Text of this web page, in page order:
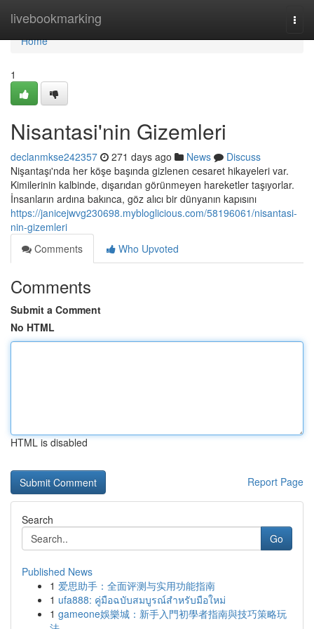
livebookmarking
Home
Home
1
Nisantasi'nin Gizemleri
declanmkse242357 271 days ago News
Discuss
Nişantaşı'nda her köşe başında gizlenen cesaret hikayeleri var.
Kimilerinin kalbinde, dışarıdan görünmeyen hareketler taşıyorlar.
İnsanların ardına bakınca, göz alıcı bir dünyanın kapısını
https://janicejwvg230698.mybloglicious.com/58196061/nisantasi-
nin-gizemleri
Comments
Who Upvoted
Comments
Submit a Comment
No HTML
HTML is disabled
Report Page
Search
Go
Published News
1 爱思助手：全面评测与实用功能指南
1 ufa888: คู่มือฉบับสมบูรณ์สำหรับมือใหม่
1 gameone娛樂城：新手入門初學者指南與技巧策略玩